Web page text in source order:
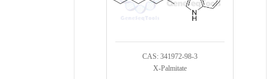
CAS: 341972-98-3
X-Palmitate